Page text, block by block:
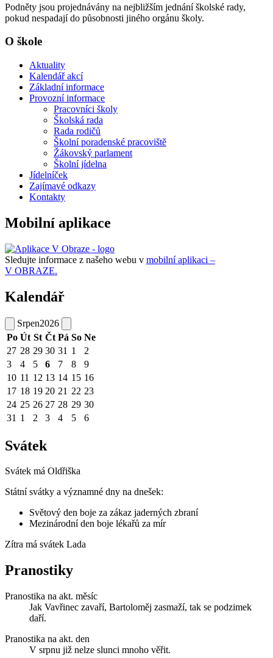
Podněty jsou projednávány na nejbližším jednání školské rady,
pokud nespadají do působnosti jiného orgánu školy.
O škole
Aktuality
Kalendář akcí
Základní informace
Provozní informace
Pracovníci školy
Školská rada
Rada rodičů
Školní poradenské pracoviště
Žákovský parlament
Školní jídelna
Jídelníček
Zajímavé odkazy
Kontakty
Mobilní aplikace
Sledujte informace z našeho webu v mobilní aplikaci –
V OBRAZE.
Kalendář
Srpen2026
Po Út St Čt Pá So Ne
27 28 29 30 31 1
2
3
4 5 6 7 8
9
10 11 12 13 14 15 16
17 18 19 20 21 22 23
24 25 26 27 28 29 30
31 1 2 3 4 5 6
Svátek
Svátek má Oldřiška
Státní svátky a významné dny na dnešek:
Světový den boje za zákaz jaderných zbraní
Mezinárodní den boje lékařů za mír
Zítra má svátek Lada
Pranostiky
Pranostika na akt. měsíc
Jak Vavřinec zavaří, Bartoloměj zasmaží, tak se podzimek
daří.
Pranostika na akt. den
V srpnu již nelze slunci mnoho věřit.